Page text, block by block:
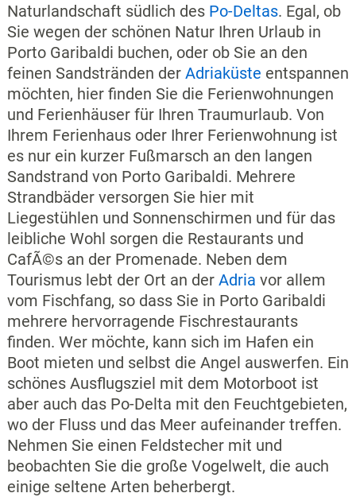
Naturlandschaft südlich des Po-Deltas. Egal, ob
Sie wegen der schönen Natur Ihren Urlaub in
Porto Garibaldi buchen, oder ob Sie an den
feinen Sandstränden der Adriaküste entspannen
möchten, hier finden Sie die Ferienwohnungen
und Ferienhäuser für Ihren Traumurlaub. Von
Ihrem Ferienhaus oder Ihrer Ferienwohnung ist
es nur ein kurzer Fußmarsch an den langen
Sandstrand von Porto Garibaldi. Mehrere
Strandbäder versorgen Sie hier mit
Liegestühlen und Sonnenschirmen und für das
leibliche Wohl sorgen die Restaurants und
CafÃ©s an der Promenade. Neben dem
Tourismus lebt der Ort an der Adria vor allem
vom Fischfang, so dass Sie in Porto Garibaldi
mehrere hervorragende Fischrestaurants
finden. Wer möchte, kann sich im Hafen ein
Boot mieten und selbst die Angel auswerfen. Ein
schönes Ausflugsziel mit dem Motorboot ist
aber auch das Po-Delta mit den Feuchtgebieten,
wo der Fluss und das Meer aufeinander treffen.
Nehmen Sie einen Feldstecher mit und
beobachten Sie die große Vogelwelt, die auch
einige seltene Arten beherbergt.